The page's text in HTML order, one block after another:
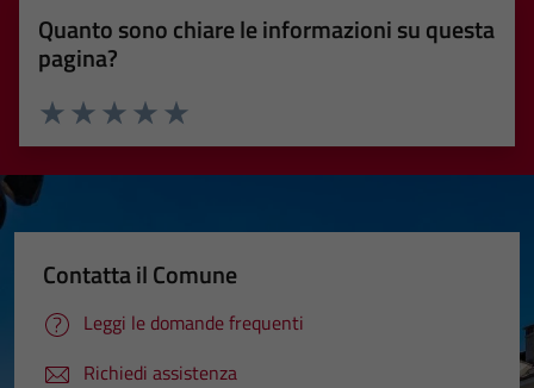
Quanto sono chiare le informazioni su questa
pagina?
Valuta 5 stelle su 5
Valuta 4 stelle su 5
Valuta 3 stelle su 5
Valuta 2 stelle su 5
Valuta 1 stelle su 5
Contatta il Comune
Leggi le domande frequenti
Richiedi assistenza